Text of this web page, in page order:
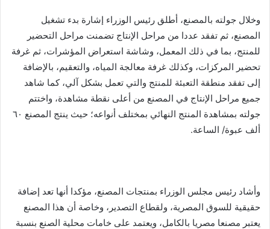
وخلال جولته بالمصنع، أطلق رئيس الوزراء إشارة بدء تشغيل
المصنع، ثم تفقد عددا من مراحل الإنتاج تضمنت مراحل التحضير
للمنتج، بما في ذلك المعمل، وشاشة استعراض المؤشرات، ثم غرفة
تحضير المركزات، وكذلك غرفة معالجة المياه، والتعقيم، بالإضافة
إلى تفقد منطقة التعبئة للمنتج والتي تعمل بشكل آلي، كما شاهد
جميع مراحل الإنتاج في المصنع من أعلى نقطة مشاهدة، واختتم
جولته بمشاهدة المنتج النهائي بمختلف أنواعه؛ حيث ينتج المصنع ٦٠
ألف عبوة/ الساعة.
وأشاد رئيس مجلس الوزراء بمنتجات المصنع، مؤكدا أنها تعد إضافة
حقيقية للسوق المصرية، ولقطاع التصدير، وخاصة أن هذا المصنع
يعتبر مصنعا مصريا بالكامل، ويعتمد على خامات محلية الصنع بنسبة